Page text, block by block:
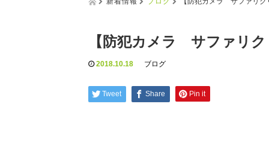
【防犯カメラ サファリ
2018.10.18 ブログ
Tweet Share Pin it